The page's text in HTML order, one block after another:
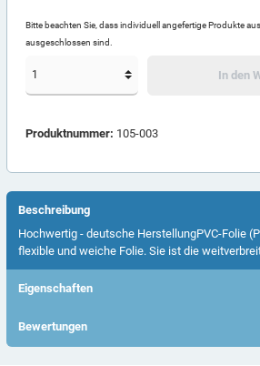
Bitte beachten Sie, dass individuell angefertige Produkte
ausgeschlossen sind.
In den
Produktnummer: 105-003
Beschreibung
Hochwertig - deutsche HerstellungPVC-Folie
flexible und weiche Folie. Sie ist die
Eigenschaften
Bewertungen